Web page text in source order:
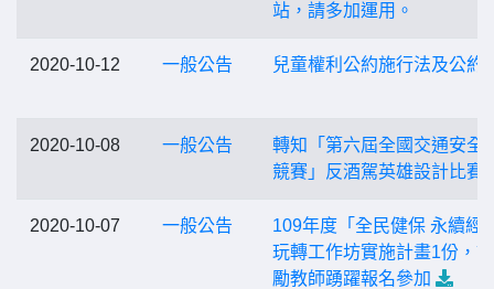
站，請多加運用。
2020-10-12 一般公告 兒童權利公約施行法及公約
2020-10-08 一般公告
轉知「第六屆全國交通安全
競賽」反酒駕英雄設計比賽
2020-10-07 一般公告
109年度「全民健保 永續經
玩轉工作坊實施計畫1份，
勵教師踴躍報名參加